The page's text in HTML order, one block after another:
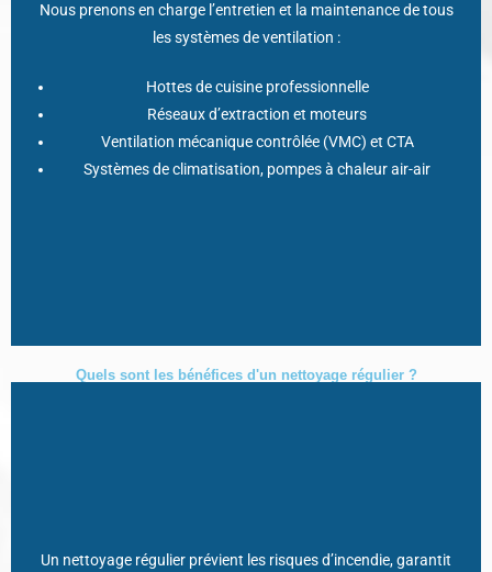
Nous prenons en charge l’entretien et la maintenance de tous
les systèmes de ventilation :
Hottes de cuisine professionnelle
Réseaux d’extraction et moteurs
Ventilation mécanique contrôlée (VMC) et CTA
Systèmes de climatisation, pompes à chaleur air-air
Chaque intervention inclut l’analyse technique, le
nettoyage/dégraissage, la désinfection et la remise de
Peu importe la complexité de vos installations, notre équipe
s’adapte pour garantir propreté, sécurité, durabilité et confort !
Quels sont les bénéfices d'un nettoyage régulier ?
Un nettoyage régulier prévient les risques d’incendie, garantit